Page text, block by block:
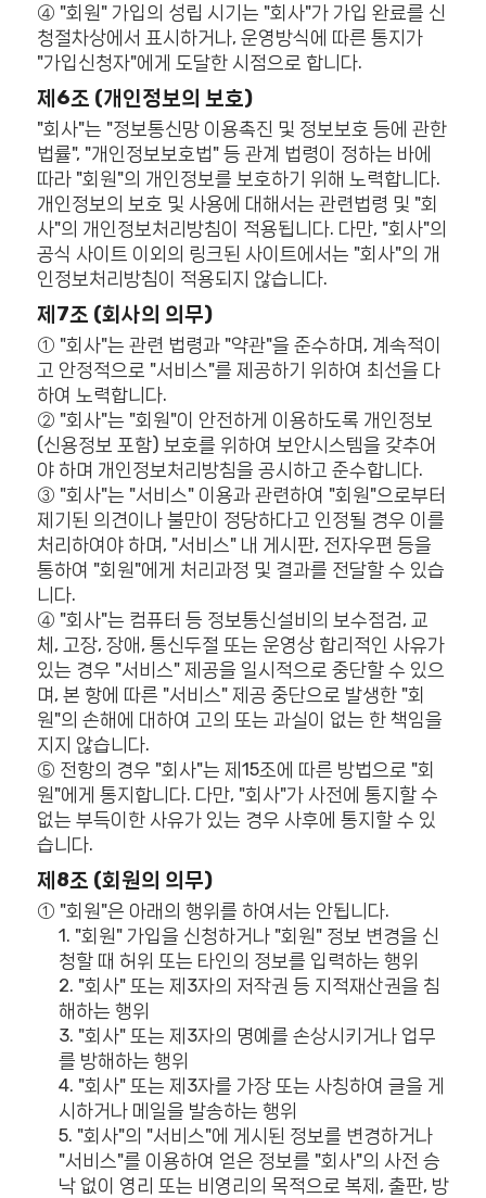
④ "회원" 가입의 성립 시기는 "회사"가 가입 완료를 신
청절차상에서 표시하거나, 운영방식에 따른 통지가
"가입신청자"에게 도달한 시점으로 합니다.
제6조 (개인정보의 보호)
"회사"는 "정보통신망 이용촉진 및 정보보호 등에 관한
법률", "개인정보보호법" 등 관계 법령이 정하는 바에
따라 "회원"의 개인정보를 보호하기 위해 노력합니다.
개인정보의 보호 및 사용에 대해서는 관련법령 및 "회
사"의 개인정보처리방침이 적용됩니다. 다만, "회사"의
공식 사이트 이외의 링크된 사이트에서는 "회사"의 개
인정보처리방침이 적용되지 않습니다.
제7조 (회사의 의무)
① "회사"는 관련 법령과 "약관"을 준수하며, 계속적이
고 안정적으로 "서비스"를 제공하기 위하여 최선을 다
하여 노력합니다.
② "회사"는 "회원"이 안전하게 이용하도록 개인정보
(신용정보 포함) 보호를 위하여 보안시스템을 갖추어
야 하며 개인정보처리방침을 공시하고 준수합니다.
③ "회사"는 "서비스" 이용과 관련하여 "회원"으로부터
제기된 의견이나 불만이 정당하다고 인정될 경우 이를
처리하여야 하며, "서비스" 내 게시판, 전자우편 등을
통하여 "회원"에게 처리과정 및 결과를 전달할 수 있습
니다.
④ "회사"는 컴퓨터 등 정보통신설비의 보수점검, 교
체, 고장, 장애, 통신두절 또는 운영상 합리적인 사유가
있는 경우 "서비스" 제공을 일시적으로 중단할 수 있으
며, 본 항에 따른 "서비스" 제공 중단으로 발생한 "회
원"의 손해에 대하여 고의 또는 과실이 없는 한 책임을
지지 않습니다.
⑤ 전항의 경우 "회사"는 제15조에 따른 방법으로 "회
원"에게 통지합니다. 다만, "회사"가 사전에 통지할 수
없는 부득이한 사유가 있는 경우 사후에 통지할 수 있
습니다.
제8조 (회원의 의무)
① "회원"은 아래의 행위를 하여서는 안됩니다.
1. "회원" 가입을 신청하거나 "회원" 정보 변경을 신
청할 때 허위 또는 타인의 정보를 입력하는 행위
2. "회사" 또는 제3자의 저작권 등 지적재산권을 침
해하는 행위
3. "회사" 또는 제3자의 명예를 손상시키거나 업무
를 방해하는 행위
4. "회사" 또는 제3자를 가장 또는 사칭하여 글을 게
시하거나 메일을 발송하는 행위
5. "회사"의 "서비스"에 게시된 정보를 변경하거나
"서비스"를 이용하여 얻은 정보를 "회사"의 사전 승
낙 없이 영리 또는 비영리의 목적으로 복제, 출판, 방